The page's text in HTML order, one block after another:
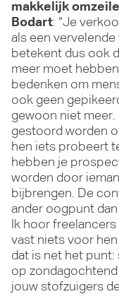
makkelijk
Bodart: “Je
als een
betekent dus ook
meer moet
bedenken om
ook geen
gewoon niet meer.
gestoord worden
hen iets probeert
hebben je
worden door
bijbrengen. De
ander oogpunt
Ik hoor
vast niets voor hen
dat is net het
op
jouw stofzuigers